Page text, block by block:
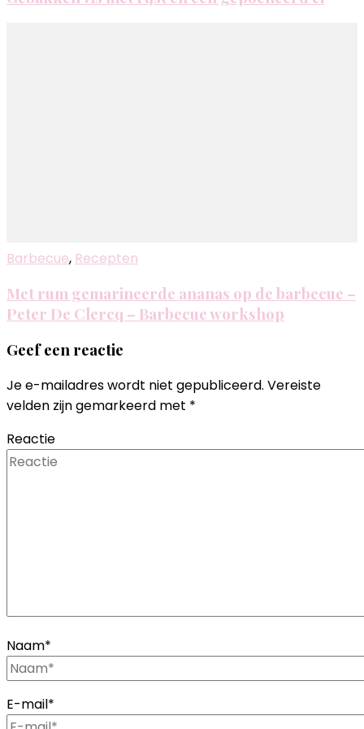
Barbecue, Recepten
Met rum gemarineerde ananas op de barbecue –
Peter De Clercq – Barbecue workshop
Geef een reactie
Je e-mailadres wordt niet gepubliceerd. Vereiste
velden zijn gemarkeerd met *
Reactie
Naam*
E-mail*